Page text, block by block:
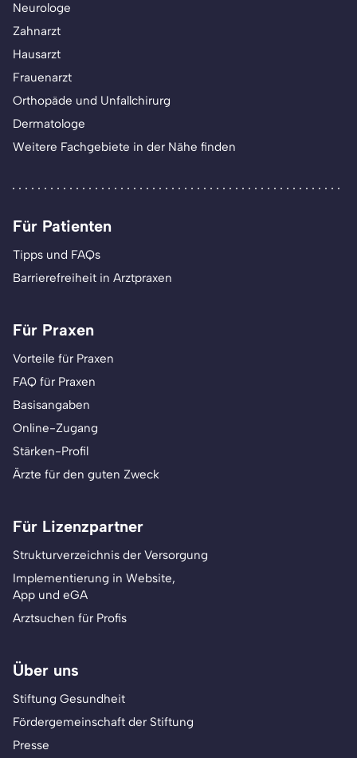
Neurologe
Zahnarzt
Hausarzt
Frauenarzt
Orthopäde und Unfallchirurg
Dermatologe
Weitere Fachgebiete in der Nähe finden
Für Patienten
Tipps und FAQs
Barrierefreiheit in Arztpraxen
Für Praxen
Vorteile für Praxen
FAQ für Praxen
Basisangaben
Online-Zugang
Stärken-Profil
Ärzte für den guten Zweck
Für Lizenzpartner
Strukturverzeichnis der Versorgung
Implementierung in Website,
App und eGA
Arztsuchen für Profis
Über uns
Stiftung Gesundheit
Fördergemeinschaft der Stiftung
Presse